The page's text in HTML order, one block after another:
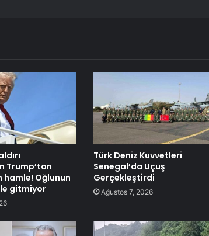
Trump’tan
hamle! Oğlunun
gitmiyor
Türk Deniz Kuvvetleri
Senegal’da Uçuş
Gerçekleştirdi
Ağustos 7, 2026